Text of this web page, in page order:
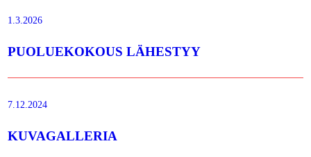
1.3.2026
PUOLUEKOKOUS LÄHESTYY
7.12.2024
KUVAGALLERIA